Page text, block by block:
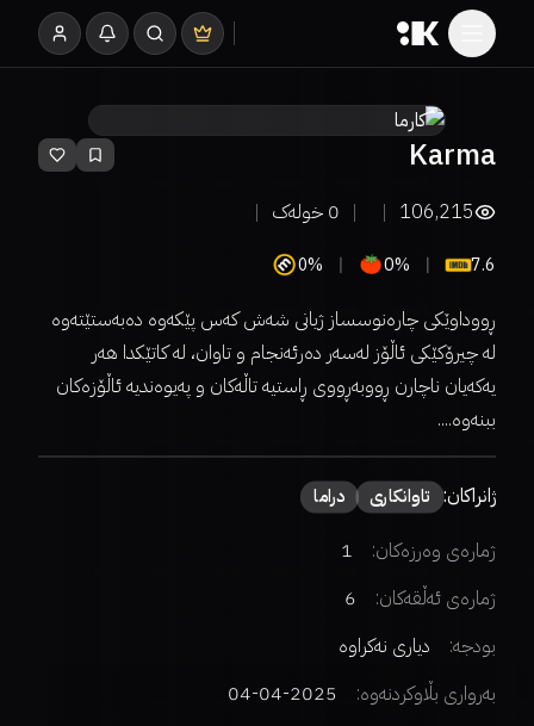
Karma
106,215
0 خولەک
7.6
0%
0%
ڕووداوێکی چارەنوسساز ژیانی شەش کەس پێکەوە دەبەستێتەوە
لە چیرۆکێکی ئاڵۆز لەسەر دەرئەنجام و تاوان، لە کاتێکدا هەر
یەکەیان ناچارن ڕووبەڕووی ڕاستیە تاڵەکان و پەیوەندیە ئاڵۆزەکان
ببنەوە....
ژانراکان: تاوانکاری دراما
ژمارەی وەرزەکان:
1
ژمارەی ئەڵقەکان:
6
بودجە:
دیاری نەکراوە
بەرواری بڵاوکردنەوە:
2025-04-04